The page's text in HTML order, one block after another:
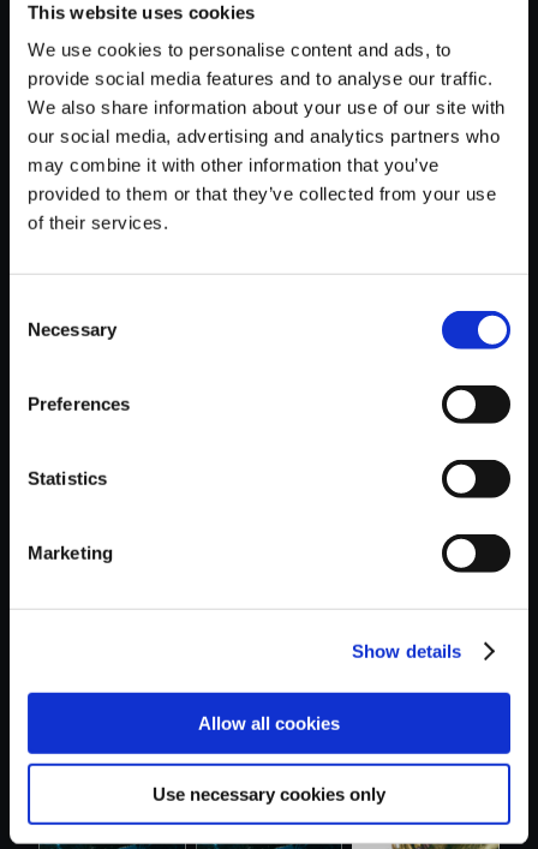
This website uses cookies
We use cookies to personalise content and ads, to
provide social media features and to analyse our traffic.
We also share information about your use of our site with
our social media, advertising and analytics partners who
may combine it with other information that you’ve
provided to them or that they’ve collected from your use
of their services.
Selection
Necessary
Preferences
Statistics
Marketing
Show details
Allow all cookies
Use necessary cookies only
【単曲】DINO CRISIS 2 ORIGI
NAL SOUNDTRACK Necklace
150円
7ポイント付与
ORIGIN...
【単曲】DINO
ORIGIN...